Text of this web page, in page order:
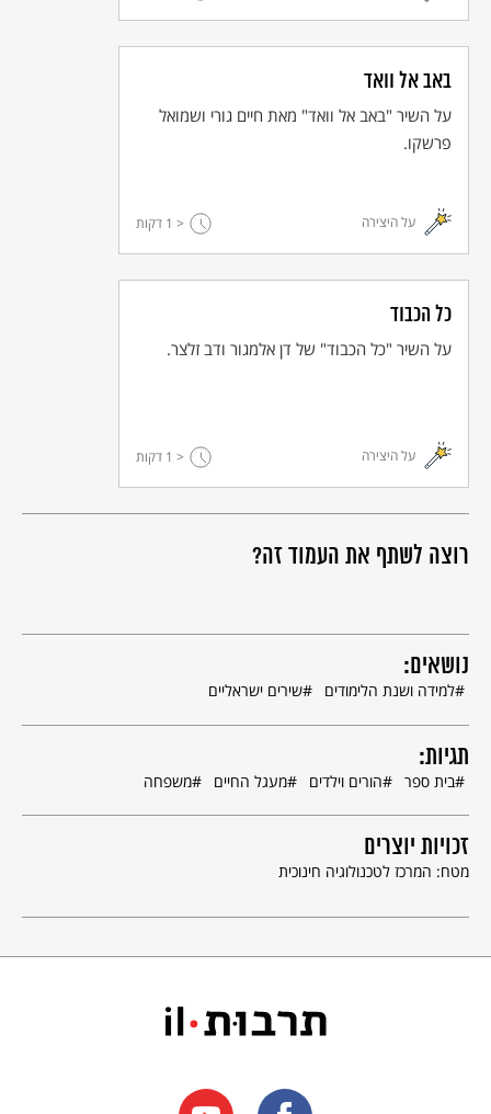
רוצה לשתף את העמוד זה?
באב אל וואד
על השיר "באב אל וואד" מאת חיים גורי ושמואל
פרשקו.
על היצירה < 1 דקות
כל הכבוד
על השיר "כל הכבוד" של דן אלמגור ודב זלצר.
על היצירה < 1 דקות
נושאים:
למידה ושנת הלימודים שירים ישראליים
תגיות:
בית ספר הורים וילדים מעגל החיים משפחה
זכויות יוצרים
מטח: המרכז לטכנולוגיה חינוכית